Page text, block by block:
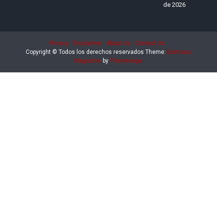
de 2026
Privacy Disclaimer About Us
Contact Us
Copyright © Todos los derechos reservados Theme: Eximious
Magazine by Themesaga